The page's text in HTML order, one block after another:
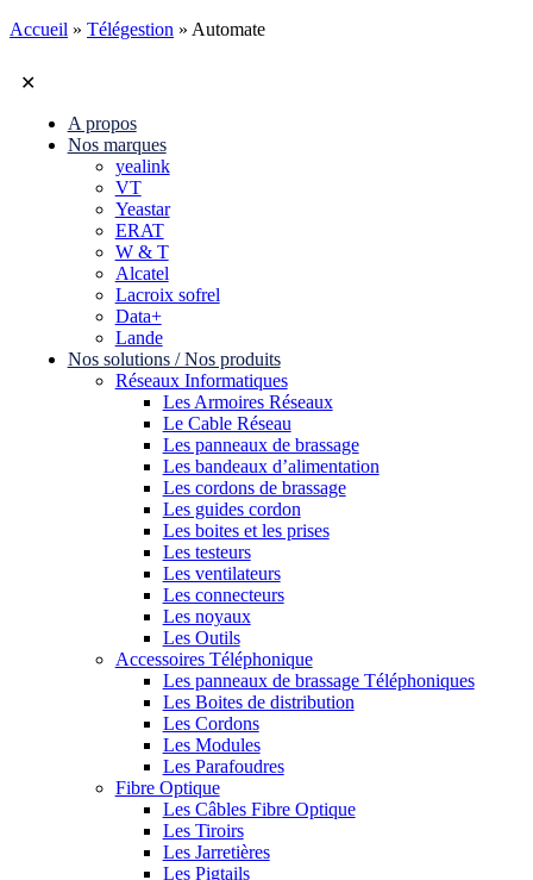
Accueil » Télégestion » Automate
✕
A propos
Nos marques
yealink
VT
Yeastar
ERAT
W & T
Alcatel
Lacroix sofrel
Data+
Lande
Nos solutions / Nos produits
Réseaux Informatiques
Les Armoires Réseaux
Le Cable Réseau
Les panneaux de brassage
Les bandeaux d’alimentation
Les cordons de brassage
Les guides cordon
Les boites et les prises
Les testeurs
Les ventilateurs
Les connecteurs
Les noyaux
Les Outils
Accessoires Téléphonique
Les panneaux de brassage Téléphoniques
Les Boites de distribution
Les Cordons
Les Modules
Les Parafoudres
Fibre Optique
Les Câbles Fibre Optique
Les Tiroirs
Les Jarretières
Les Pigtails